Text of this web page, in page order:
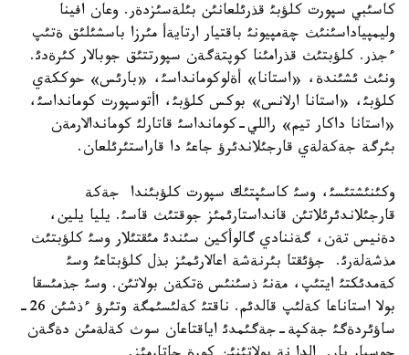
كاسئبي سپورت كلؤبئ قذرئلعانئن بئلةسئزدةر. وعان افينا
وليمپياداسئنئث چةمپيونئ باقتيار ارتايةأ مئرزا باسشئلئق ةتئپ
ءجذر. كلؤبتئث قذرامئنا كوپتةگةن سپورتتئق جوبالار كئرةدئ.
ونئث ئشئندة، «استانا» أةلوكومانداسئ، «بارئس» حوككةي
كلؤبئ، «استانا ارلانس» بوكس كلؤبئ، اأتوسپورت كومانداسئ،
«استانا داكار تيم» راللي-كومانداسئ قاتارلئ كوماندالارمةن
بئرگة جةكةلةي قارجئلاندئرؤ جاعئ دا قاراستئرئلعان.
وكئنئشتئسئ، وسئ كاسئپتئك سپورت كلؤبئندا جةكة
قارجئلاندئرئلاتئن قانداستارئمئز جوقتئث قاسئ. يليا يلين،
دةنيس تةن، گةننادي گالوأكين سئندئ مئقتئلار وسئ كلؤبتئث
مذشةلةرئ. جؤئقتا بئرنةشة اعالارئمئز بذل كلؤبتاعئ وسئ
كةمدئكتئ ايتئپ، مةنئ ذسئنئس ةتكةن بولاتئن. وسئ جذمئسقا
بولا استاناعا كةلئپ قالدئم. ناقتئ كةلئسئمگة وتئرؤ ءذشئن 26-
ساؤئردةگئ جةكپة-جةگئمدئ اياقتاعان سوث كةلةمئن دةگةن